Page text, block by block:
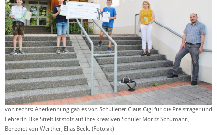
von rechts: Anerkennung gab es von Schulleiter Claus Gigl für die Preisträger und
Lehrerin Elke Streit ist stolz auf ihre kreativen Schüler Moritz Schumann,
Benedict von Werther, Elias Beck. (Foto:ak)